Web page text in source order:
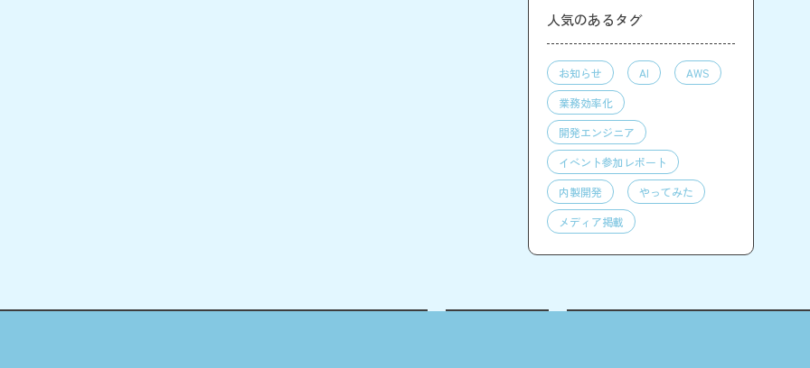
人気のあるタグ
お知らせ AI
AWS
業務効率化
開発エンジニア
イベント参加レポート
内製開発
やってみた
メディア掲載